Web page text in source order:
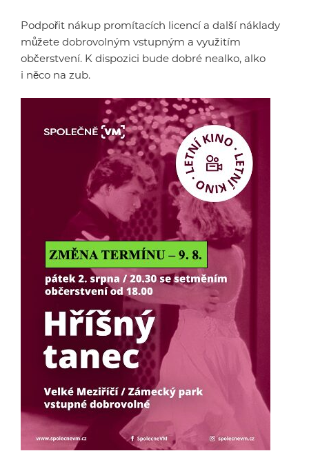
Podpořit nákup promítacích licencí a další náklady
můžete dobrovolným vstupným a využitím
občerstvení. K dispozici bude dobré nealko, alko
i něco na zub.